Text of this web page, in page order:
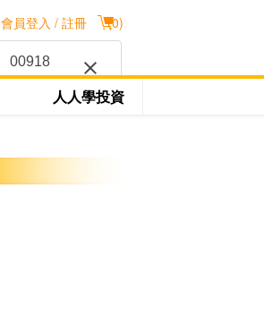
(0)
會員登入 / 註冊
人人學投資